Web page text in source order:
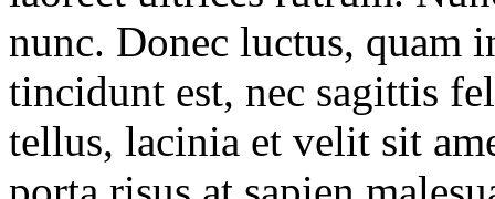
nunc. Donec luctus, quam
tincidunt est, nec sagittis
tellus, lacinia et velit sit